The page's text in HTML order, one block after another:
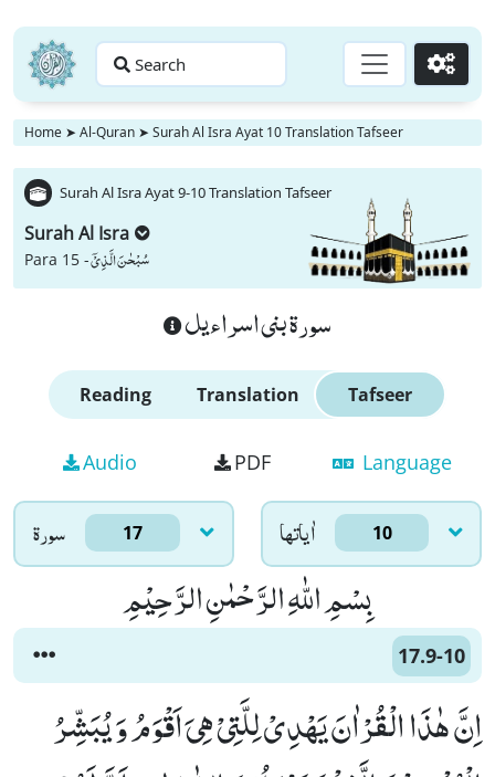
Search Go
Home ➤ Al-Quran ➤ Surah Al Isra Ayat 10 Translation Tafseer
Surah Al Isra Ayat 9-10 Translation Tafseer
Surah Al Isra
Para 15 -سُبْحٰنَ الَّذِیْۤ
سورة بنى اسراءيل
Reading Translation Tafseer
Audio PDF Language
سورۃ 17 اٰياتها 10
بِسْمِ اللّٰهِ الرَّحْمٰنِ الرَّحِیْمِ
17.9-10
اِنَّ هٰذَا الْقُرْاٰنَ یَهْدِیْ لِلَّتِیْ هِیَ اَقْوَمُ وَ یُبَشِّرُ